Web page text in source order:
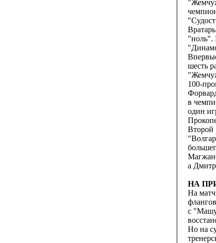
"ноль".
шесть
100-
в
один
Второй
а
НА
На
с
Но на